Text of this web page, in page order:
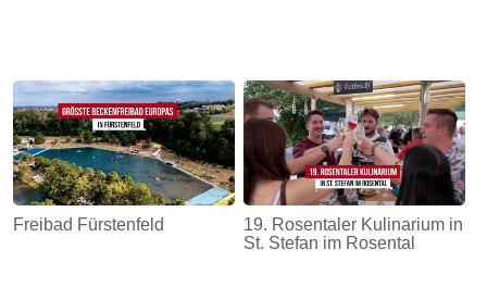
Freibad Fürstenfeld
19. Rosentaler Kulinarium in
St. Stefan im Rosental